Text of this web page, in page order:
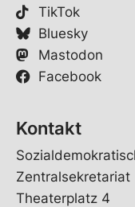
TikTok
Bluesky
Mastodon
Facebook
Kontakt
Zentralsekretariat
Theaterplatz 4